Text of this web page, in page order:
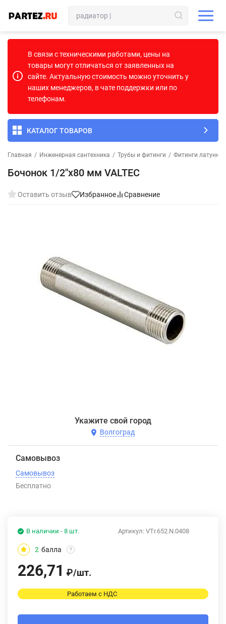
В связи с техническими работами, цены на
товары могут отличаться от заявленных на
сайте. Актуальную стоимость можно уточнить у
наших менеджеров, в чате поддержки или по
телефонам.
КАТАЛОГ ТОВАРОВ
Главная / Инженерная сантехника / Трубы и фитинги / Фитинги
Бочонок 1/2"х80 мм VALTEC
Оставить отзыв Избранное Сравнение
Укажите свой город
Волгоград
Самовывоз
Самовывоз
Бесплатно
Артикул: VTr.652.N.0408
В наличии - 8 шт.
2 балла ?
226,71 ₽/шт.
Работаем с НДС